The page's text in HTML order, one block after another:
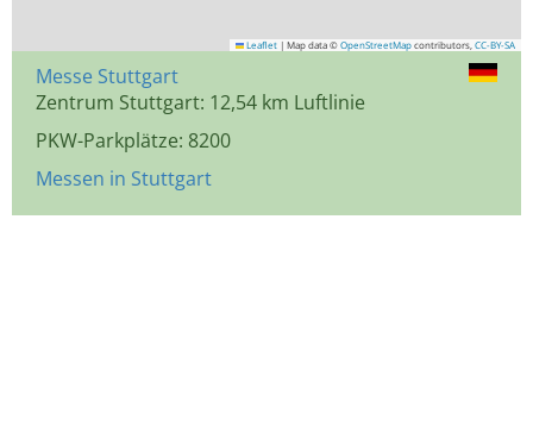
Leaflet | Map data © OpenStreetMap contributors, CC-BY-SA
Messe Stuttgart
Zentrum Stuttgart: 12,54 km Luftlinie
PKW-Parkplätze: 8200
Messen in Stuttgart